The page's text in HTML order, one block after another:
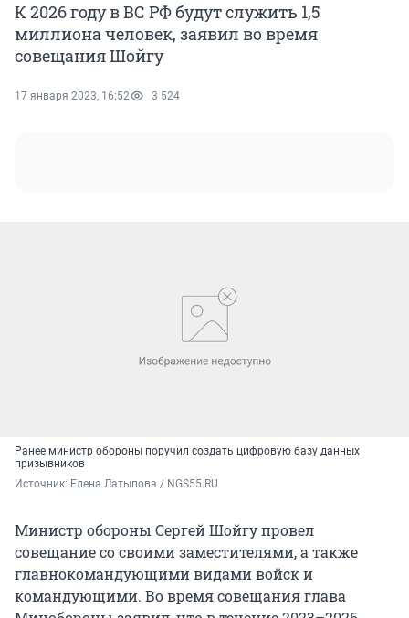
К 2026 году в ВС РФ будут служить 1,5
миллиона человек, заявил во время
совещания Шойгу
17 января 2023, 16:52 3 524
Ранее министр обороны поручил создать цифровую базу данных
призывников
Источник: Елена Латыпова / NGS55.RU
Министр обороны Сергей Шойгу провел
совещание со своими заместителями, а также
главнокомандующими видами войск и
командующими. Во время совещания глава